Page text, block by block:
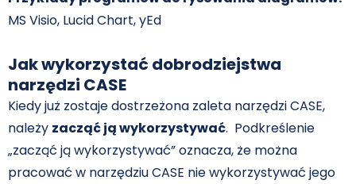
MS Visio, Lucid Chart, yEd
Jak wykorzystać dobrodziejstwa
narzędzi CASE
Kiedy już zostaje dostrzeżona zaleta narzędzi CASE,
należy zacząć ją wykorzystywać. Podkreślenie
„zacząć ją wykorzystywać” oznacza, że można
pracować w narzędziu CASE nie wykorzystywać jego